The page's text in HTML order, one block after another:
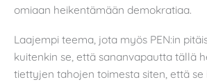
omiaan heikentämään demokratiaa.
Laajempi teema, jota myös PEN:in
kuitenkin se, että sananvapautta tällä
tiettyjen tahojen toimesta siten, että se